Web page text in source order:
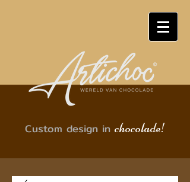
Custom design in chocolade!